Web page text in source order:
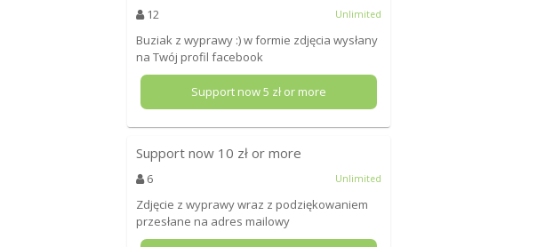
12 Unlimited
Buziak z wyprawy :) w formie zdjęcia wysłany
na Twój profil facebook
Support now5 zł or more
Support now 10 zł or more
6 Unlimited
Zdjęcie z wyprawy wraz z podziękowaniem
przesłane na adres mailowy